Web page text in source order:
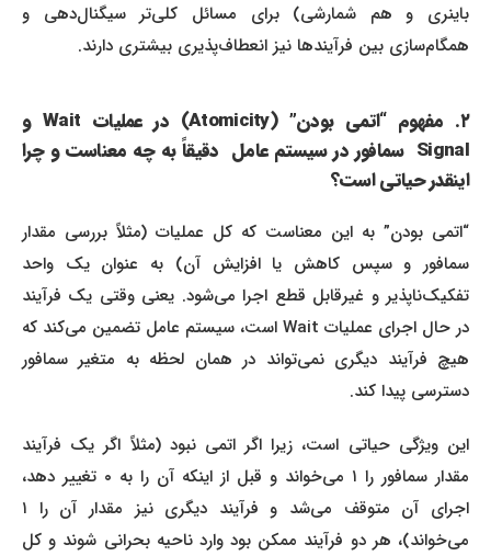
باینری و هم شمارشی) برای مسائل کلی‌تر سیگنال‌دهی و
همگام‌سازی بین فرآیندها نیز انعطاف‌پذیری بیشتری دارند.
۲. مفهوم “اتمی بودن” (Atomicity) در عملیات Wait و
Signal سمافور در سیستم عامل دقیقاً به چه معناست و چرا
اینقدر حیاتی است؟
“اتمی بودن” به این معناست که کل عملیات (مثلاً بررسی مقدار
سمافور و سپس کاهش یا افزایش آن) به عنوان یک واحد
تفکیک‌ناپذیر و غیرقابل قطع اجرا می‌شود. یعنی وقتی یک فرآیند
در حال اجرای عملیات Wait است، سیستم عامل تضمین می‌کند که
هیچ فرآیند دیگری نمی‌تواند در همان لحظه به متغیر سمافور
دسترسی پیدا کند.
این ویژگی حیاتی است، زیرا اگر اتمی نبود (مثلاً اگر یک فرآیند
مقدار سمافور را ۱ می‌خواند و قبل از اینکه آن را به ۰ تغییر دهد،
اجرای آن متوقف می‌شد و فرآیند دیگری نیز مقدار آن را ۱
می‌خواند)، هر دو فرآیند ممکن بود وارد ناحیه بحرانی شوند و کل